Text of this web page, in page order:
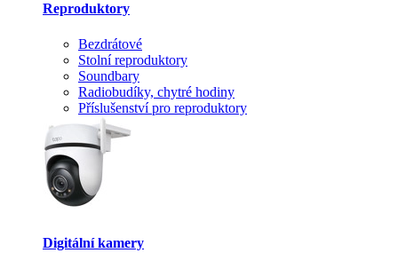
Reproduktory
Bezdrátové
Stolní reproduktory
Soundbary
Radiobudíky, chytré hodiny
Příslušenství pro reproduktory
Digitální kamery